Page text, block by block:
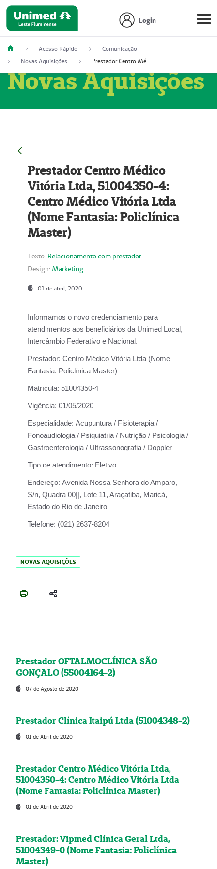
Login
Acesso Rápido
Comunicação
Novas Aquisições
Prestador Centro Médico Vitória Ltda, 51004350-4: Centro Médico Vitória Ltda (Nome Fantasia: Policlínica Master)
Novas Aquisições
Prestador Centro Médico
Vitória Ltda, 51004350-4:
Centro Médico Vitória Ltda
(Nome Fantasia: Policlínica
Master)
Texto: Relacionamento com prestador
Design: Marketing
01 de abril, 2020
Informamos o novo credenciamento para
atendimentos aos beneficiários da Unimed Local,
Intercâmbio Federativo e Nacional.
Prestador: Centro Médico Vitória Ltda (Nome
Fantasia: Policlínica Master)
Matrícula: 51004350-4
Vigência: 01/05/2020
Especialidade: Acupuntura / Fisioterapia /
Fonoaudiologia / Psiquiatria / Nutrição / Psicologia /
Gastroenterologia / Ultrassonografia / Doppler
Tipo de atendimento: Eletivo
Endereço: Avenida Nossa Senhora do Amparo,
S/n, Quadra 00||, Lote 11, Araçatiba, Maricá,
Estado do Rio de Janeiro.
Telefone: (021) 2637-8204
NOVAS AQUISIÇÕES
Prestador OFTALMOCLÍNICA SÃO
GONÇALO (55004164-2)
07 de Agosto de 2020
Prestador Clínica Itaipú Ltda (51004348-2)
01 de Abril de 2020
Prestador Centro Médico Vitória Ltda,
51004350-4: Centro Médico Vitória Ltda
(Nome Fantasia: Policlínica Master)
01 de Abril de 2020
Prestador: Vipmed Clínica Geral Ltda,
51004349-0 (Nome Fantasia: Policlínica
Master)